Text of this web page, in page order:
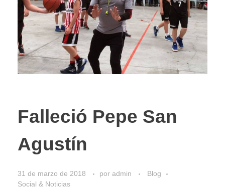
Falleció Pepe San
Agustín
31 de marzo de 2018 por admin
Blog
Social & Noticias